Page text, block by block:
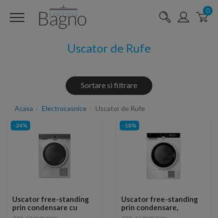
0
Uscator de Rufe
Sortare si filtrare
Acasa Electrocasnice Uscator de Rufe
-24%
Uscator free-standing
prin condensare cu
pompa de caldura,
-18%
Uscator free-standing
prin condensare,
Capacitate de uscare: 8